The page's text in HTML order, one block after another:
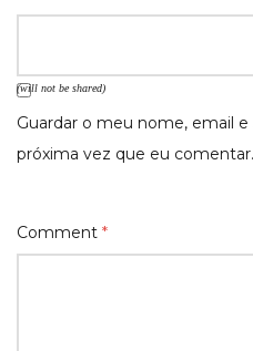
(will not be shared)
Guardar o meu nome, email
próxima vez que eu comentar.
Comment *